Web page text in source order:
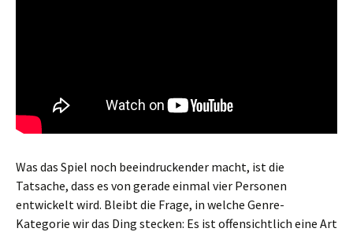
Was das Spiel noch beeindruckender macht, ist die
Tatsache, dass es von gerade einmal vier Personen
entwickelt wird. Bleibt die Frage, in welche Genre-
Kategorie wir das Ding stecken: Es ist offensichtlich eine Art